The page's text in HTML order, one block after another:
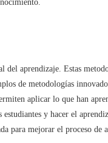
aprendizaje. Estas
de metodologías
aplicar lo que han
y hacer el
para mejorar el proceso de